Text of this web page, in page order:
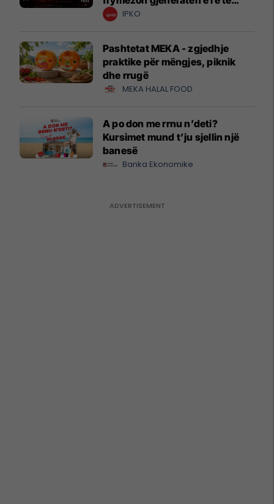
krijuesve
IPKO
Pashtetat MEKA - zgjedhje
praktike për mëngjes, piknik
dhe rrugë
MEKA HALAL FOOD
A po don me rrnu n’deti?
Kursimet mund t’ju sjellin një
banesë
Banka Ekonomike